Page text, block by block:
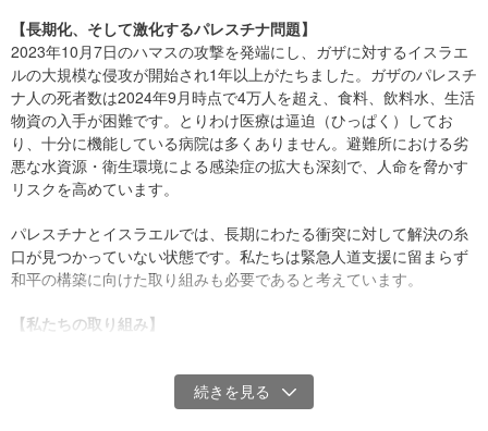
【長期化、そして激化するパレスチナ問題】
2023年10月7日のハマスの攻撃を発端にし、ガザに対するイスラエ
ルの大規模な侵攻が開始され1年以上がたちました。ガザのパレスチ
ナ人の死者数は2024年9月時点で4万人を超え、食料、飲料水、生活
物資の入手が困難です。とりわけ医療は逼迫（ひっぱく）してお
り、十分に機能している病院は多くありません。避難所における劣
悪な水資源・衛生環境による感染症の拡大も深刻で、人命を脅かす
リスクを高めています。
パレスチナとイスラエルでは、長期にわたる衝突に対して解決の糸
口が見つかっていない状態です。私たちは緊急人道支援に留まらず
和平の構築に向けた取り組みも必要であると考えています。
【私たちの取り組み】
水因性疾患・ノミ・ダニの発生予防や衛生に関する啓発活動を行い
ます。さらに、安全な水や食料を、特に幼児や妊婦を抱える女性や
子どもが世帯主、障害を持つ人がいる世帯に優先的に供給します。